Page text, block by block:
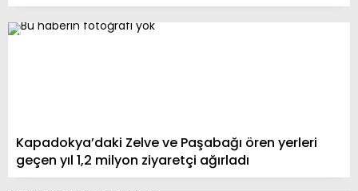
Kapadokya’daki Zelve ve Paşabağı ören yerleri
geçen yıl 1,2 milyon ziyaretçi ağırladı